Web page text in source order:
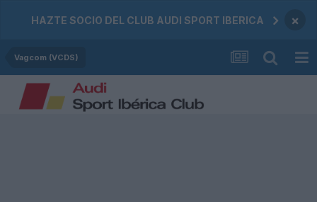
HAZTE SOCIO DEL CLUB AUDI SPORT IBERICA ×
Vagcom (VCDS)